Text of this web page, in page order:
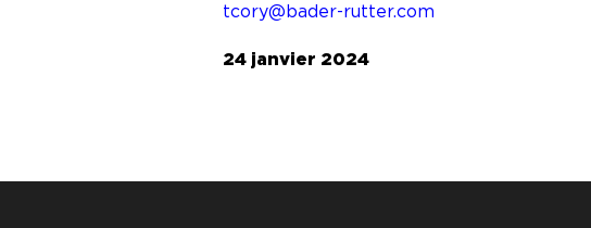
tcory@bader-rutter.com
24 janvier 2024